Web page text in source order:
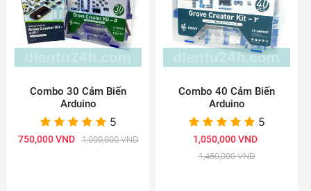
Combo 30 Cảm Biến
Arduino
5
750,000 VND 1,000,000 VND
Combo 40 Cảm Biến
Arduino
5
1,050,000 VND
1,450,000 VND